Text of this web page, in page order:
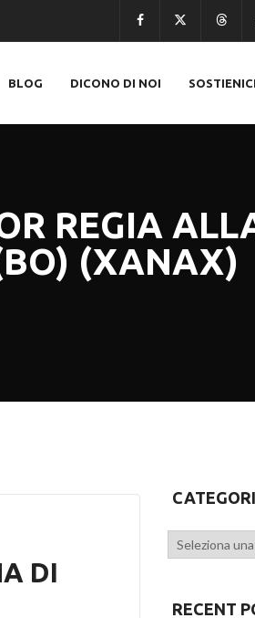
BLOG DICONO DI NOI SOSTIENICI
REGIA
(XANAX)
DI
Categorie
RECENT